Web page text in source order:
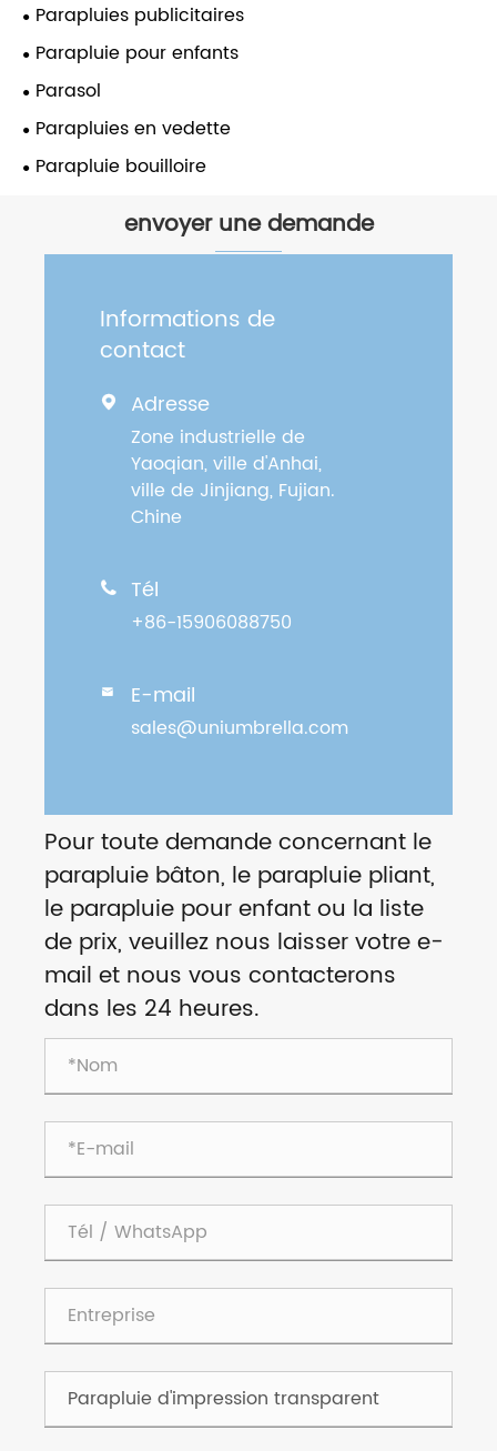
Parapluies publicitaires
Parapluie pour enfants
Parasol
Parapluies en vedette
Parapluie bouilloire
envoyer une demande
Informations de
contact
 Adresse
Zone industrielle de
Yaoqian, ville d'Anhai,
ville de Jinjiang, Fujian.
Chine
 Tél
+86-15906088750
 E-mail
sales@uniumbrella.com
Pour toute demande concernant le
parapluie bâton, le parapluie pliant,
le parapluie pour enfant ou la liste
de prix, veuillez nous laisser votre e-
mail et nous vous contacterons
dans les 24 heures.